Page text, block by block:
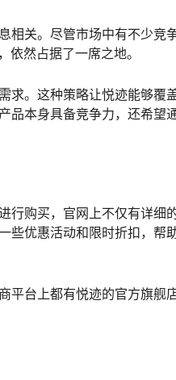
相关。尽管市场中有不少竞
然占据了一席之地。
求。这种策略让悦迹能够覆
品本身具备竞争力，还希望
行购买，官网上不仅有详细
些优惠活动和限时折扣，帮
台上都有悦迹的官方旗舰店